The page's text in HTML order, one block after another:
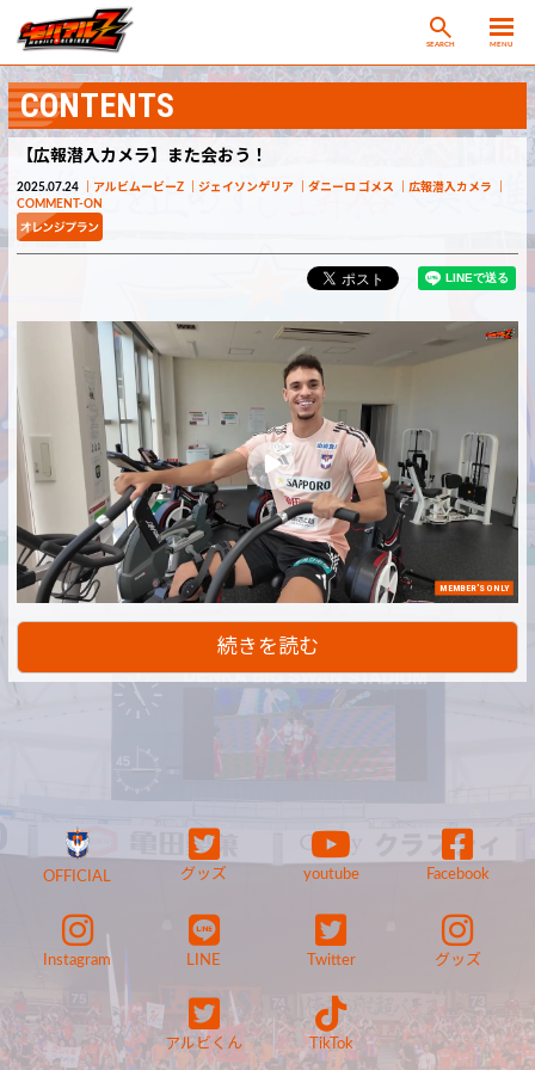
SEARCH MENU
CONTENTS
【広報潜入カメラ】また会おう！
2025.07.24 アルビムービーZ ジェイソンゲリア ダニーロ ゴメス
広報潜入カメラ
COMMENT-ON
MEMBER'S ONLY
続きを読む
OFFICIAL グッズ youtube Facebook
Instagram LINE Twitter グッズ
アルビくん TikTok